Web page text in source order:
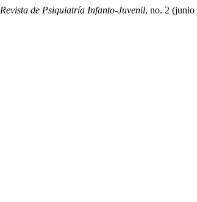
Revista de Psiquiatría Infanto-Juvenil, no. 2 (junio